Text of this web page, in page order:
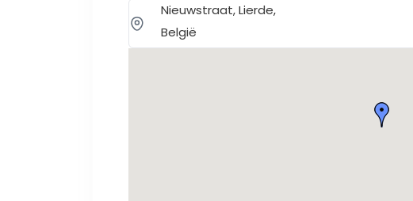
Nieuwstraat, Lierde,
België